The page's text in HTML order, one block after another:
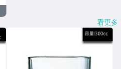
看更多